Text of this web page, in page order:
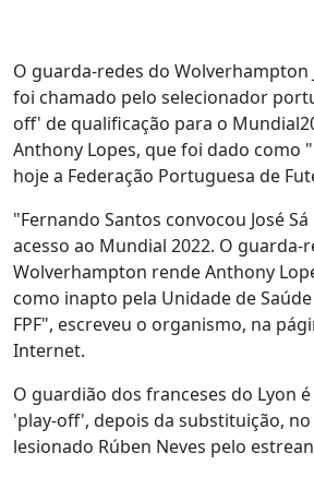
O guarda-redes do Wolverhampton
foi chamado pelo selecionador
off' de qualificação para o
Anthony Lopes, que foi dado como
hoje a Federação Portuguesa de
"Fernando Santos convocou José
acesso ao Mundial 2022. O guarda-
Wolverhampton rende Anthony
como inapto pela Unidade de
FPF", escreveu o organismo, na
Internet.
O guardião dos franceses do Lyon
'play-off', depois da substituição,
lesionado Rúben Neves pelo